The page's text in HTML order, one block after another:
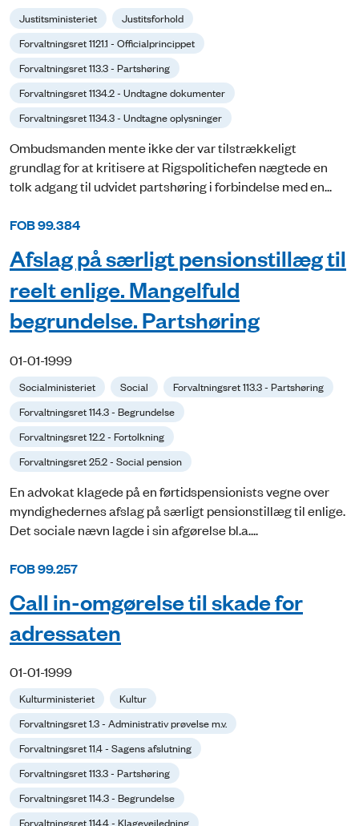
Justitsministeriet
Justitsforhold
Forvaltningsret 1121.1 - Officialprincippet
Forvaltningsret 113.3 - Partshøring
Forvaltningsret 1134.2 - Undtagne dokumenter
Forvaltningsret 1134.3 - Undtagne oplysninger
Ombudsmanden mente ikke der var tilstrækkeligt
grundlag for at kritisere at Rigspolitichefen nægtede en
tolk adgang til udvidet partshøring i forbindelse med en...
FOB 99.384
Afslag på særligt pensionstillæg til
reelt enlige. Mangelfuld
begrundelse. Partshøring
01-01-1999
Socialministeriet Social
Forvaltningsret 113.3 - Partshøring
Forvaltningsret 114.3 - Begrundelse
Forvaltningsret 12.2 - Fortolkning
Forvaltningsret 25.2 - Social pension
En advokat klagede på en førtidspensionists vegne over
myndighedernes afslag på særligt pensionstillæg til enlige.
Det sociale nævn lagde i sin afgørelse bl.a....
FOB 99.257
Call in-omgørelse til skade for
adressaten
01-01-1999
Kulturministeriet
Kultur
Forvaltningsret 1.3 - Administrativ prøvelse m.v.
Forvaltningsret 11.4 - Sagens afslutning
Forvaltningsret 113.3 - Partshøring
Forvaltningsret 114.3 - Begrundelse
Forvaltningsret 114.4 - Klagevejledning